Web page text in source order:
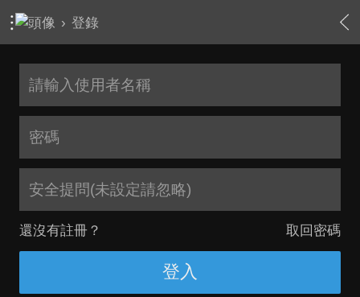
› 登錄
安全提問(未設定請忽略)
還沒有註冊？ 取回密碼
登入